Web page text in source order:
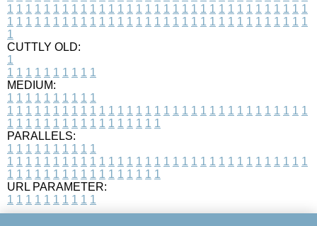
1 1 1 1 1 1 1 1 1 1 1 1 1 1 1 1 1 1 1 1 1 1 1 1 1 1 1 1 1 1 1 1 1
1 1 1 1 1 1 1 1 1 1 1 1 1 1 1 1 1 1 1 1 1 1 1 1 1 1 1 1 1 1 1 1 1
1
CUTTLY OLD:
1
1 1 1 1 1 1 1 1 1 1
MEDIUM:
1 1 1 1 1 1 1 1 1 1
1 1 1 1 1 1 1 1 1 1 1 1 1 1 1 1 1 1 1 1 1 1 1 1 1 1 1 1 1 1 1 1 1
1 1 1 1 1 1 1 1 1 1 1 1 1 1 1 1 1
PARALLELS:
1 1 1 1 1 1 1 1 1 1
1 1 1 1 1 1 1 1 1 1 1 1 1 1 1 1 1 1 1 1 1 1 1 1 1 1 1 1 1 1 1 1 1
1 1 1 1 1 1 1 1 1 1 1 1 1 1 1 1 1
URL PARAMETER:
1 1 1 1 1 1 1 1 1 1